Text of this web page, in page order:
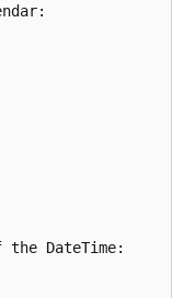
DateTime: